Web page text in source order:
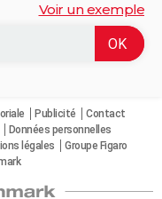
Voir un exemple
Publicité
Contact
Données personnelles
légales
Groupe Figaro